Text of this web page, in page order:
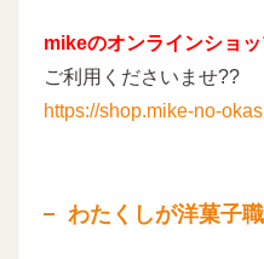
mikeのオンラインショ
ご利用くださいませ??
https://shop.mike-no-
わたくしが洋菓子